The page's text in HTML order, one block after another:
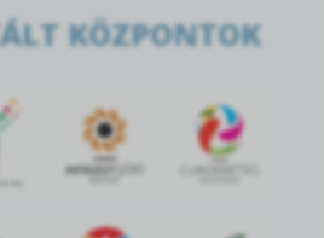
KÖZPONTOK